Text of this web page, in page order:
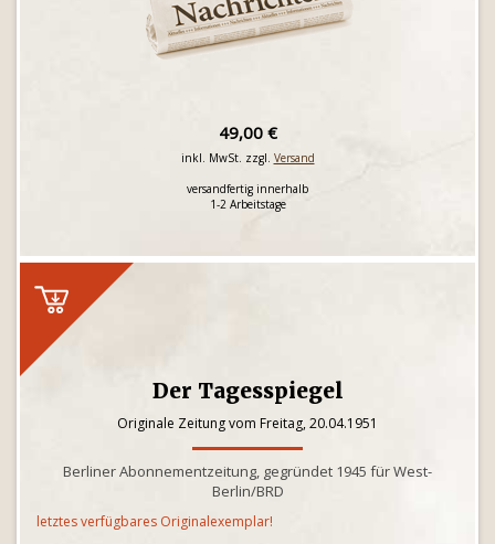
49,00 €
inkl. MwSt. zzgl. Versand
versandfertig innerhalb
1-2 Arbeitstage
Der Tagesspiegel
Originale Zeitung vom Freitag, 20.04.1951
Berliner Abonnementzeitung, gegründet 1945 für West-
Berlin/BRD
letztes verfügbares Originalexemplar!